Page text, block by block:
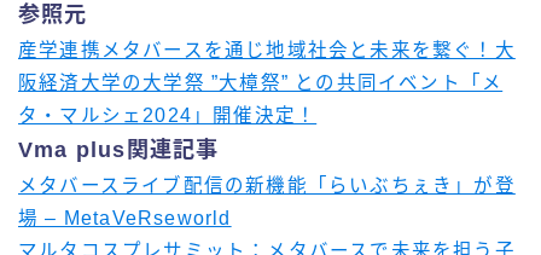
参照元
産学連携メタバースを通じ地域社会と未来を繋ぐ！大
阪経済大学の大学祭 ”大樟祭” との共同イベント「メ
タ・マルシェ2024」開催決定！
Vma plus関連記事
メタバースライブ配信の新機能「らいぶちぇき」が登
場 – MetaVeRseworld
マルタコスプレサミット：メタバースで未来を担う子